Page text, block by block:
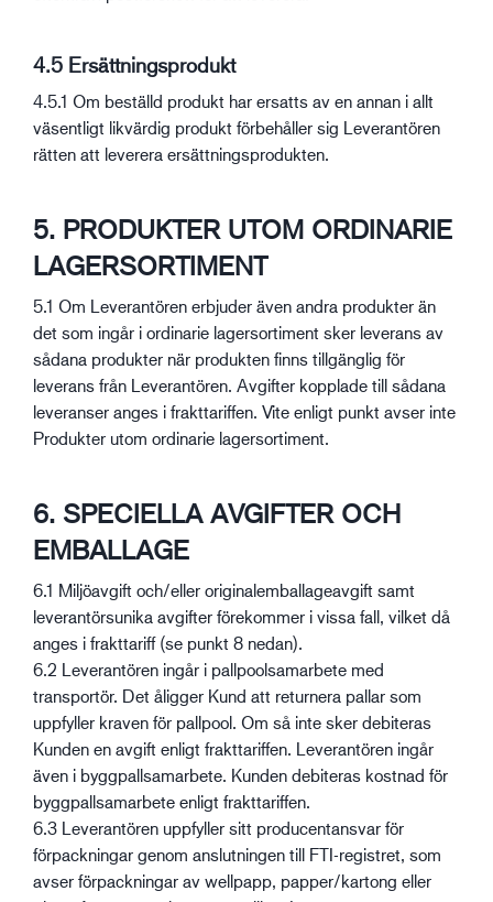
4.5 Ersättningsprodukt
4.5.1 Om beställd produkt har ersatts av en annan i allt
väsentligt likvärdig produkt förbehåller sig Leverantören
rätten att leverera ersättningsprodukten.
5. PRODUKTER UTOM ORDINARIE
LAGERSORTIMENT
5.1 Om Leverantören erbjuder även andra produkter än
det som ingår i ordinarie lagersortiment sker leverans av
sådana produkter när produkten finns tillgänglig för
leverans från Leverantören. Avgifter kopplade till sådana
leveranser anges i frakttariffen. Vite enligt punkt avser inte
Produkter utom ordinarie lagersortiment.
6. SPECIELLA AVGIFTER OCH
EMBALLAGE
6.1 Miljöavgift och/eller originalemballageavgift samt
leverantörsunika avgifter förekommer i vissa fall, vilket då
anges i frakttariff (se punkt 8 nedan).
6.2 Leverantören ingår i pallpoolsamarbete med
transportör. Det åligger Kund att returnera pallar som
uppfyller kraven för pallpool. Om så inte sker debiteras
Kunden en avgift enligt frakttariffen. Leverantören ingår
även i byggpallsamarbete. Kunden debiteras kostnad för
byggpallsamarbete enligt frakttariffen.
6.3 Leverantören uppfyller sitt producentansvar för
förpackningar genom anslutningen till FTI-registret, som
avser förpackningar av wellpapp, papper/kartong eller